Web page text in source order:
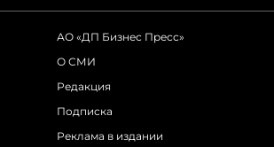
АО «ДП Бизнес Пресс»
О СМИ
Редакция
Подписка
Реклама в издании